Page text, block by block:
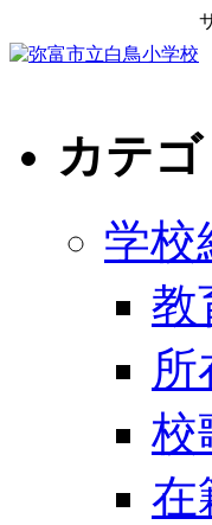
カテ
学校
教
校
在